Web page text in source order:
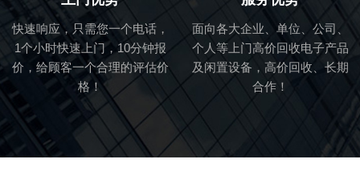
快速响应，只需您一个电话，
1个小时快速上门，10分钟报
价，给顾客一个合理的评估价
格！
面向各大企业、单位、公司、
个人等上门高价回收电子产品
及闲置设备，高价回收、长期
合作！